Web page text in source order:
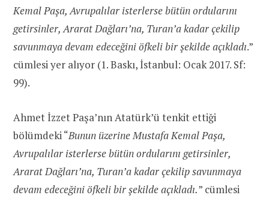
Kemal Paşa, Avrupalılar isterlerse bütün ordularını
getirsinler, Ararat Dağları’na, Turan’a kadar çekilip
savunmaya devam edeceğini öfkeli bir şekilde açıkladı.”
cümlesi yer alıyor (1. Baskı, İstanbul: Ocak 2017. Sf:
99).
Ahmet İzzet Paşa’nın Atatürk’ü tenkit ettiği
bölümdeki “Bunun üzerine Mustafa Kemal Paşa,
Avrupalılar isterlerse bütün ordularını getirsinler,
Ararat Dağları’na, Turan’a kadar çekilip savunmaya
devam edeceğini öfkeli bir şekilde açıkladı.” cümlesi